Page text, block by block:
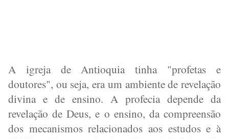
A igreja de Antioquia tinha "profetas e
doutores", ou seja, era um ambiente de revelação
divina e de ensino. A profecia depende da
revelação de Deus, e o ensino, da compreensão
dos mecanismos relacionados aos estudos e à